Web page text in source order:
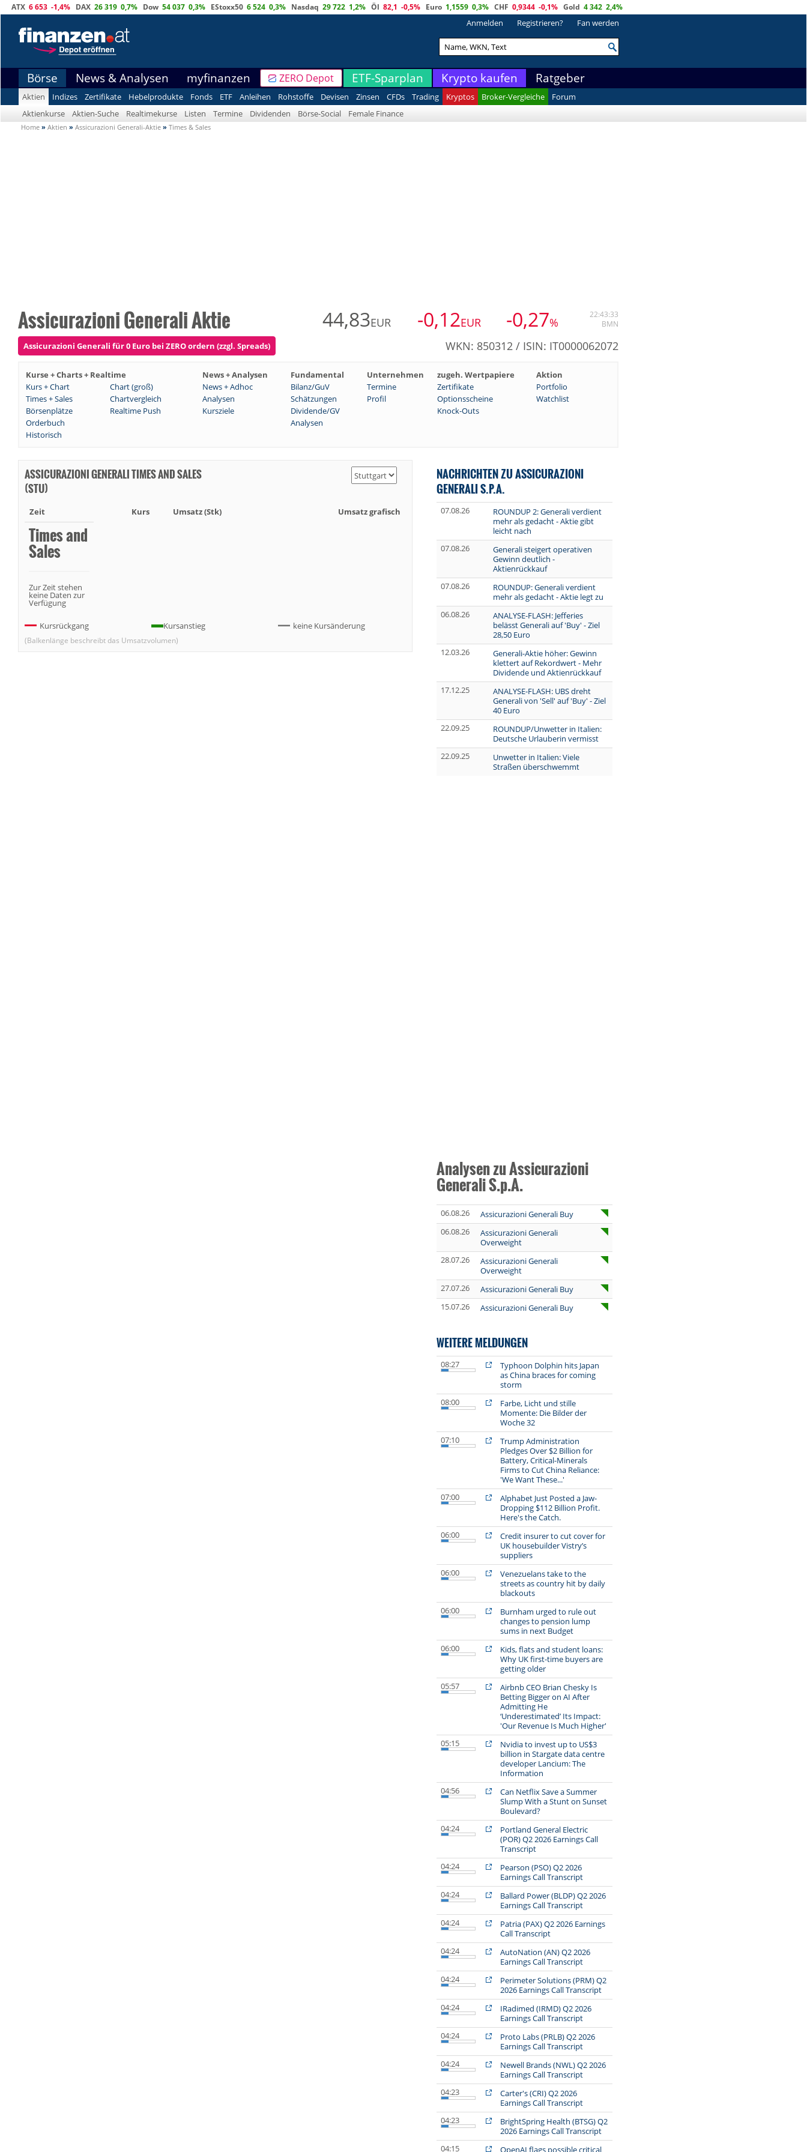
ATX 6 653 -1,4% DAX 26 319 0,7% Dow 54 037 0,3% EStoxx50 6 524 0,3% Nasdaq 29 722 1,2% Öl 82,1 -0,5% Euro 1,1559 0,3% CHF 0,9344 -0,1% Gold 4 342 2,4%
Anmelden Registrieren? Fan werden
Börse News & Analysen myfinanzen ZERO Depot ETF-Sparplan Krypto kaufen Ratgeber
Aktien Indizes Zertifikate Hebelprodukte Fonds ETF Anleihen Rohstoffe Devisen Zinsen CFDs Trading Kryptos Broker-Vergleiche
Forum
Aktienkurse
Aktien-Suche Realtimekurse Listen Termine Dividenden Börse-Social Female Finance
Home » Aktien » Assicurazioni Generali-Aktie » Times & Sales
Assicurazioni Generali Aktie 44,83EUR -0,12EUR -0,27%
22:43:33
BMN
Assicurazioni Generali für 0 Euro bei ZERO ordern (zzgl. Spreads) WKN: 850312 / ISIN: IT0000062072
Kurse + Charts + Realtime News + Analysen Fundamental Unternehmen zugeh. Wertpapiere
Aktion
Kurs + Chart
Chart (groß) News + Adhoc Bilanz/GuV Termine Zertifikate
Portfolio
Times + Sales
Chartvergleich Analysen Schätzungen Profil Optionsscheine
Watchlist
Börsenplätze
Realtime Push Kursziele Dividende/GV
Knock-Outs
Orderbuch
Analysen
Historisch
ASSICURAZIONI GENERALI TIMES AND SALES
(STU)
Zeit Kurs Umsatz (Stk) Umsatz grafisch
Times and
Sales
Zur Zeit stehen
keine Daten zur
Verfügung
Kursrückgang Kursanstieg keine Kursänderung
(Balkenlänge beschreibt das Umsatzvolumen)
NACHRICHTEN ZU ASSICURAZIONI
GENERALI S.P.A.
07.08.26
ROUNDUP 2: Generali verdient
mehr als gedacht - Aktie gibt
leicht nach
07.08.26
Generali steigert operativen
Gewinn deutlich -
Aktienrückkauf
07.08.26
ROUNDUP: Generali verdient
mehr als gedacht - Aktie legt zu
06.08.26
ANALYSE-FLASH: Jefferies
belässt Generali auf 'Buy' - Ziel
28,50 Euro
12.03.26
Generali-Aktie höher: Gewinn
klettert auf Rekordwert - Mehr
Dividende und Aktienrückkauf
17.12.25
ANALYSE-FLASH: UBS dreht
Generali von 'Sell' auf 'Buy' - Ziel
40 Euro
22.09.25
ROUNDUP/Unwetter in Italien:
Deutsche Urlauberin vermisst
22.09.25
Unwetter in Italien: Viele
Straßen überschwemmt
Analysen zu Assicurazioni
Generali S.p.A.
06.08.26
Assicurazioni Generali Buy
06.08.26
Assicurazioni Generali
Overweight
28.07.26
Assicurazioni Generali
Overweight
27.07.26
Assicurazioni Generali Buy
15.07.26
Assicurazioni Generali Buy
WEITERE MELDUNGEN
08:27
Typhoon Dolphin hits Japan
as China braces for coming
storm
08:00
Farbe, Licht und stille
Momente: Die Bilder der
Woche 32
07:10
Trump Administration
Pledges Over $2 Billion for
Battery, Critical-Minerals
Firms to Cut China Reliance:
'We Want These...'
07:00
Alphabet Just Posted a Jaw-
Dropping $112 Billion Profit.
Here's the Catch.
06:00
Credit insurer to cut cover for
UK housebuilder Vistry’s
suppliers
06:00
Venezuelans take to the
streets as country hit by daily
blackouts
06:00
Burnham urged to rule out
changes to pension lump
sums in next Budget
06:00
Kids, flats and student loans:
Why UK first-time buyers are
getting older
05:57
Airbnb CEO Brian Chesky Is
Betting Bigger on AI After
Admitting He
‘Underestimated’ Its Impact:
'Our Revenue Is Much Higher'
05:15
Nvidia to invest up to US$3
billion in Stargate data centre
developer Lancium: The
Information
04:56
Can Netflix Save a Summer
Slump With a Stunt on Sunset
Boulevard?
04:24
Portland General Electric
(POR) Q2 2026 Earnings Call
Transcript
04:24
Pearson (PSO) Q2 2026
Earnings Call Transcript
04:24
Ballard Power (BLDP) Q2 2026
Earnings Call Transcript
04:24
Patria (PAX) Q2 2026 Earnings
Call Transcript
04:24
AutoNation (AN) Q2 2026
Earnings Call Transcript
04:24
Perimeter Solutions (PRM) Q2
2026 Earnings Call Transcript
04:24
IRadimed (IRMD) Q2 2026
Earnings Call Transcript
04:24
Proto Labs (PRLB) Q2 2026
Earnings Call Transcript
04:24
Newell Brands (NWL) Q2 2026
Earnings Call Transcript
04:23
Carter's (CRI) Q2 2026
Earnings Call Transcript
04:23
BrightSpring Health (BTSG) Q2
2026 Earnings Call Transcript
04:15
OpenAI flags possible critical